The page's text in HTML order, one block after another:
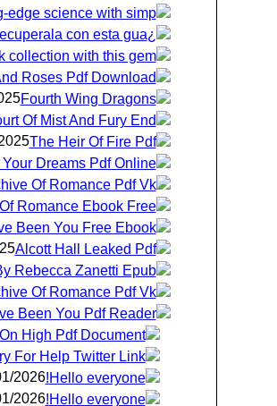
edge science with simp
¿Pierdes tu identidad en tus relaciones? Recuperala con esta gua
collection with this gem.
Roses Pdf Download
Fourth Wing Dragons
Of Mist And Fury End
The Heir Of Fire Pdf
Your Dreams Pdf Online
Of Romance Pdf Vk
Romance Ebook Free
Been You Free Ebook
Alcott Hall Leaked Pdf
Rebecca Zanetti Epub
Of Romance Pdf Vk
Been You Pdf Reader
High Pdf Document
For Help Twitter Link
Hello everyone!
: 04:50:13
Hello everyone!
: 11:52:44